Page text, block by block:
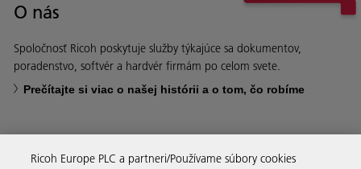
O nás
Spoločnosť Ricoh poskytuje služby týkajúce sa dokumentov,
poradenstvo, softvér a hardvér firmám po celom svete.
Prečítajte si viac o našej histórii a o tom, čo robíme
Ricoh Europe PLC a partneri/Používame súbory cookies